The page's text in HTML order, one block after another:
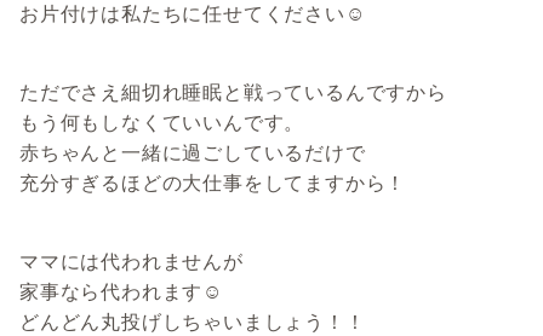
お片付けは私たちに任せてください☺️
ただでさえ細切れ睡眠と戦っているんですから
もう何もしなくていいんです。
赤ちゃんと一緒に過ごしているだけで
充分すぎるほどの大仕事をしてますから！
ママには代われませんが
家事なら代われます☺️
どんどん丸投げしちゃいましょう！！